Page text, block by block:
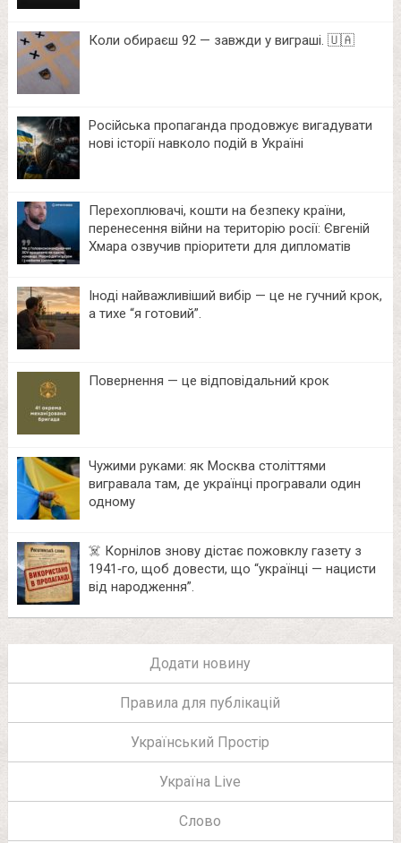
Коли обираєш 92 — завжди у виграші. 🇺🇦
Російська пропаганда продовжує вигадувати
нові історії навколо подій в Україні
Перехоплювачі, кошти на безпеку країни,
перенесення війни на територію росії: Євгеній
Хмара озвучив пріоритети для дипломатів
Іноді найважливіший вибір — це не гучний крок,
а тихе “я готовий”.
Повернення — це відповідальний крок
Чужими руками: як Москва століттями
вигравала там, де українці програвали один
одному
☠️ Корнілов знову дістає пожовклу газету з
1941‑го, щоб довести, що “українці — нацисти
від народження”.
Додати новину
Правила для публікацій
Український Простір
Україна Live
Слово